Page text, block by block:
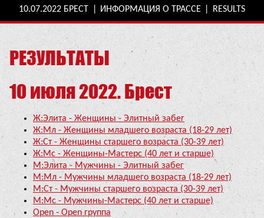
10.07.2022 БРЕСТ ИНФОРМАЦИЯ О ТРАССЕ RESULTS
РЕЗУЛЬТАТЫ
10 июля 2022. Брест
Ж:Элита - Женщины - Элитный забег
Ж:Мл - Женщины младшего возраста (18-29 лет)
Ж:Ст - Женщины старшего возраста (30-39 лет)
Ж:Мс - Женщины-Мастерс (40 лет и старше)
М:Элита - Мужчины - Элитный забег
М:Мл - Мужчины младшего возраста (18-29 лет)
М:Ст - Мужчины старшего возраста (30-39 лет)
М:Мс - Мужчины-Мастерс (40 лет и старше)
Open - Open группа